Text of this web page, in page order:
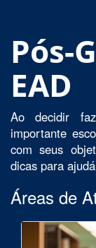
Pós-
EAD
Ao decidir
importante
com seus
dicas para
Áreas de